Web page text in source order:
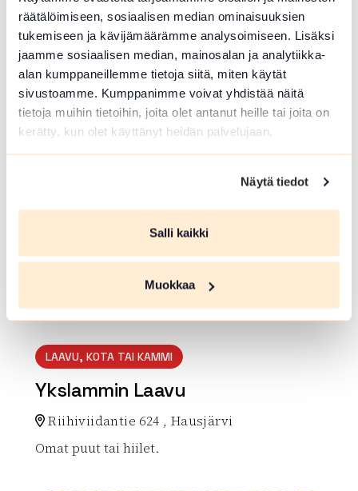
räätälöimiseen, sosiaalisen median ominaisuuksien
tukemiseen ja kävijämäärämme analysoimiseen. Lisäksi
jaamme sosiaalisen median, mainosalan ja analytiikka-
alan kumppaneillemme tietoja siitä, miten käytät
sivustoamme. Kumppanimme voivat yhdistää näitä
tietoja muihin tietoihin, joita olet antanut heille tai joita on
kerätty, kun olet käyttänyt heidän palvelujaan.
Näytä tiedot
Salli kaikki
Muokkaa
HIIHTOLATU
Moisio-Kauriinmaa yhdyslatu
Koulutie 2 , Janakkala
Lue lisää luontokohteesta Moisio-Kauriinmaa
LAAVU, KOTA TAI KAMMI
vitset mukaan omat puut. Autolla pääsee viere
en, hyvin pysäköintitilaa ja tilaa leiriytymisell
Lue lisää luontokohteesta Valajärven laavu
LAAVU, KOTA TAI KAMMI
Ykslammin Laavu
Riihiviidantie 624 , Hausjärvi
Omat puut tai hiilet.